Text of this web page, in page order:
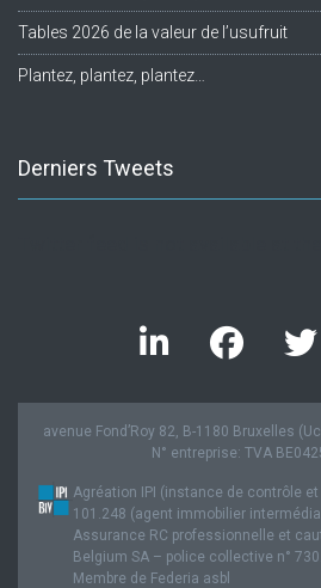
Tables 2026 de la valeur de l’usufruit
Plantez, plantez, plantez…
Derniers Tweets
avenue Fond’Roy 82, B-1180 Bruxelles
N° entreprise: TVA
Agréation IPI (instance de contrôle
101.248 (agent immobilier
Assurance RC professionnelle et
Belgium SA – police collective n°
Membre de Federia asbl